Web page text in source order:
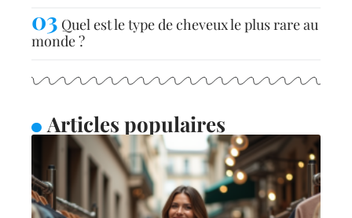
Quel est le type de cheveux le plus rare au
monde ?
Articles populaires